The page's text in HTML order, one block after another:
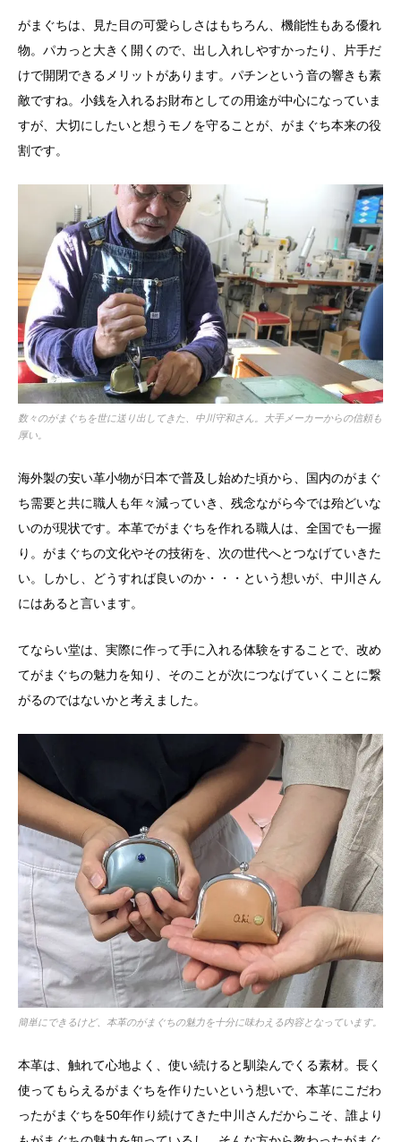
がまぐちは、見た目の可愛らしさはもちろん、機能性もある優れ
物。パカっと大きく開くので、出し入れしやすかったり、片手だ
けで開閉できるメリットがあります。パチンという音の響きも素
敵ですね。小銭を入れるお財布としての用途が中心になっていま
すが、大切にしたいと想うモノを守ることが、がまぐち本来の役
割です。
数々のがまぐちを世に送り出してきた、中川守和さん。大手メーカーからの信頼も
厚い。
海外製の安い革小物が日本で普及し始めた頃から、国内のがまぐ
ち需要と共に職人も年々減っていき、残念ながら今では殆どいな
いのが現状です。本革でがまぐちを作れる職人は、全国でも一握
り。がまぐちの文化やその技術を、次の世代へとつなげていきた
い。しかし、どうすれば良いのか・・・という想いが、中川さん
にはあると言います。
てならい堂は、実際に作って手に入れる体験をすることで、改め
てがまぐちの魅力を知り、そのことが次につなげていくことに繋
がるのではないかと考えました。
簡単にできるけど、本革のがまぐちの魅力を十分に味わえる内容となっています。
本革は、触れて心地よく、使い続けると馴染んでくる素材。長く
使ってもらえるがまぐちを作りたいという想いで、本革にこだわ
ったがまぐちを50年作り続けてきた中川さんだからこそ、誰より